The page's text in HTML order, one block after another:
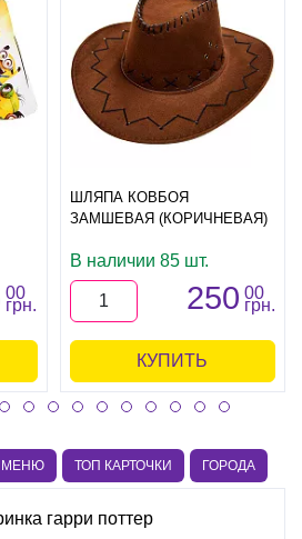
00
грн.
ШЛЯПА КОВБОЯ
ЗАМШЕВАЯ (КОРИЧНЕВАЯ)
В наличии 85 шт.
250 00
грн.
КУПИТЬ
МЕНЮ ТОП КАРТОЧКИ ГОРОДА
гарри поттер